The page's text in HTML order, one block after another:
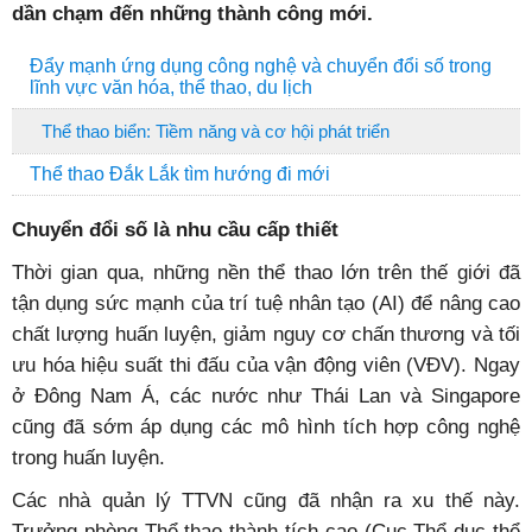
dần chạm đến những thành công mới.
Đẩy mạnh ứng dụng công nghệ và chuyển đổi số trong
lĩnh vực văn hóa, thể thao, du lịch
Thể thao biển: Tiềm năng và cơ hội phát triển
Thể thao Đắk Lắk tìm hướng đi mới
Chuyển đổi số là nhu cầu cấp thiết
Thời gian qua, những nền thể thao lớn trên thế giới đã
tận dụng sức mạnh của trí tuệ nhân tạo (AI) để nâng cao
chất lượng huấn luyện, giảm nguy cơ chấn thương và tối
ưu hóa hiệu suất thi đấu của vận động viên (VĐV). Ngay
ở Đông Nam Á, các nước như Thái Lan và Singapore
cũng đã sớm áp dụng các mô hình tích hợp công nghệ
trong huấn luyện.
Các nhà quản lý TTVN cũng đã nhận ra xu thế này.